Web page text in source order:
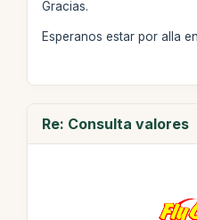
Gracias.
Esperanos estar por alla
Re: Consulta valores